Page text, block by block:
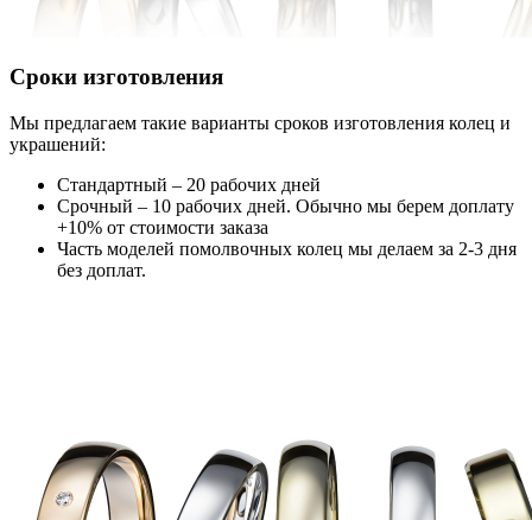
Сроки изготовления
Мы предлагаем такие варианты сроков изготовления колец и
украшений:
Стандартный – 20 рабочих дней
Срочный – 10 рабочих дней. Обычно мы берем доплату
+10% от стоимости заказа
Часть моделей помолвочных колец мы делаем за 2-3 дня
без доплат.